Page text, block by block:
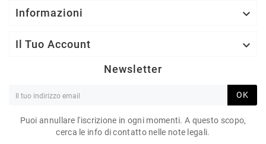
Informazioni 
Il Tuo Account 
Newsletter
OK
Puoi annullare l'iscrizione in ogni momenti. A questo scopo,
cerca le info di contatto nelle note legali.